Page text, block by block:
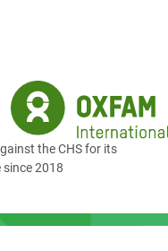
the CHS for its
2018